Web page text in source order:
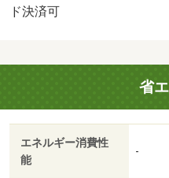
イレ別／バルコニー／エア
戸／温水洗浄便座／洗面所
上階／対面式キッチン／オ
ット／保証人不要／駐車２
談／２４時間緊急通報シス
用料不要／２×４工法／２
ク／階段下収納／３駅以上
ド決済可
省
エネルギー消費性
能
-